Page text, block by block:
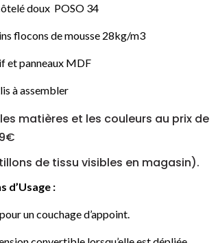
doux POSO 34
flocons de mousse 28kg/m3
et panneaux MDF
à assembler
matières et les couleurs au prix de
de tissu visibles en magasin).
d’Usage :
un couchage d’appoint.